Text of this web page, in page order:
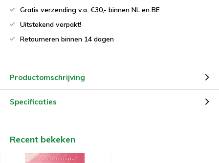
Gratis verzending v.a. €30,- binnen NL en BE
Uitstekend verpakt!
Retourneren binnen 14 dagen
Productomschrijving
Specificaties
Recent bekeken